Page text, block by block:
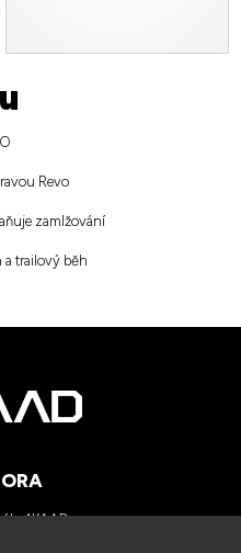
Revo
zamlžování
a trailový běh
4KAAD